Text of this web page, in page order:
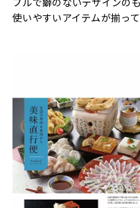
使いやすいアイテムが揃って